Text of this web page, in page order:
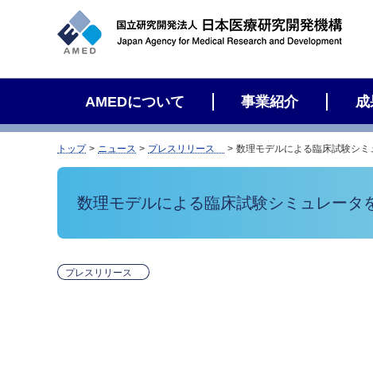
AMEDについて 事業紹介 成
トップ ニュース プレスリリース 数理モデルによる臨床試験シ
数理モデルによる臨床試験シミュレー
プレスリリース